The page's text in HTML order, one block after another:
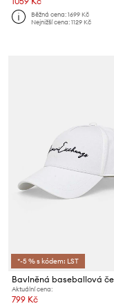
Běžná cena:1699 Kč
Nejnižší cena:1129 Kč
*-5 % s kódem: LST
Aktuální cena:
799 Kč